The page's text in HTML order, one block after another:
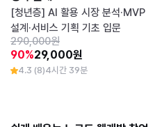
[청년층] AI 활용 시장 분석·MVP
설계·서비스 기획 기초 입문
290,000원
90%29,000원
4.3 (8)4시간 39분